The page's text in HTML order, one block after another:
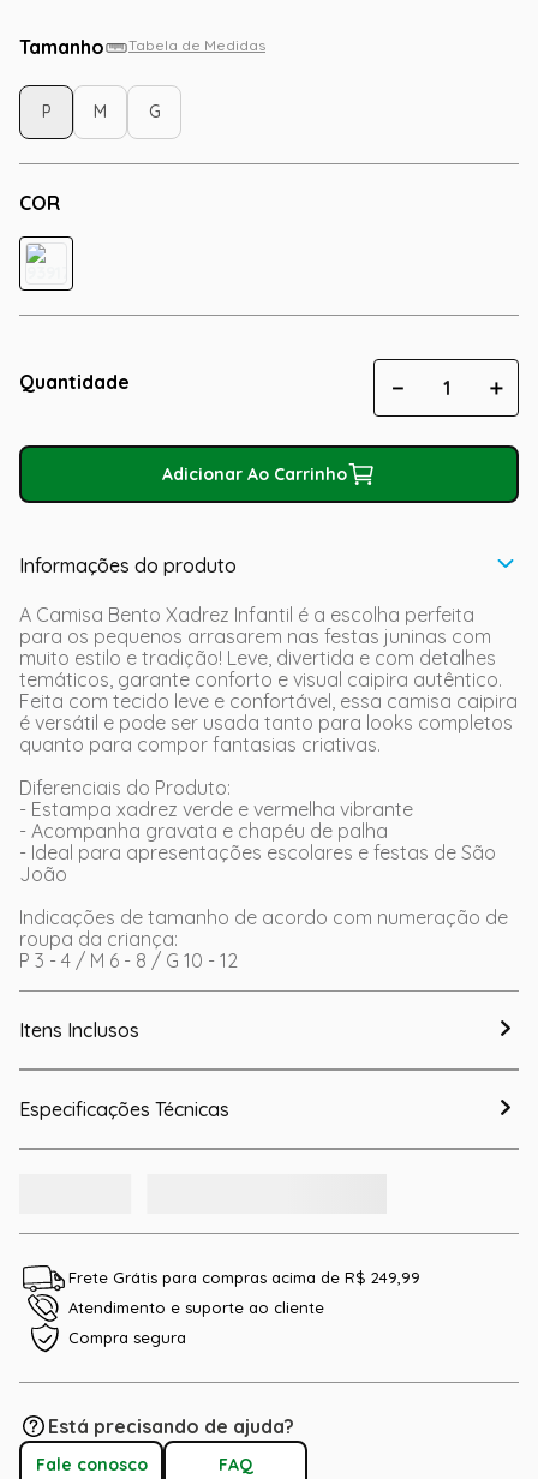
Tamanho Tabela de Medidas
COR
P M G
Quantidade ＋
－
Adicionar Ao Carrinho
Informações do produto
A Camisa Bento Xadrez Infantil é a escolha perfeita
para os pequenos arrasarem nas festas juninas com
muito estilo e tradição! Leve, divertida e com detalhes
temáticos, garante conforto e visual caipira autêntico.
Feita com tecido leve e confortável, essa camisa caipira
é versátil e pode ser usada tanto para looks completos
quanto para compor fantasias criativas.
Diferenciais do Produto:
- Estampa xadrez verde e vermelha vibrante
- Acompanha gravata e chapéu de palha
- Ideal para apresentações escolares e festas de São
João
Indicações de tamanho de acordo com numeração de
roupa da criança:
P 3 - 4 / M 6 - 8 / G 10 - 12
Itens Inclusos
Especificações Técnicas
Frete Grátis para compras acima de R$ 249,99
Atendimento e suporte ao cliente
Compra segura
Está precisando de ajuda?
Fale conosco FAQ